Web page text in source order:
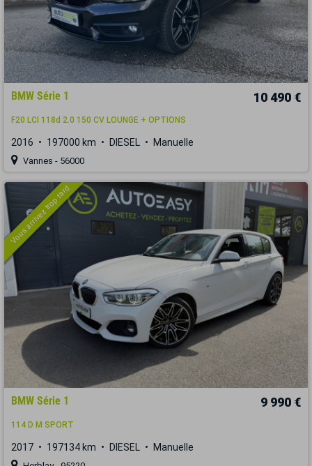
BMW Série 1 10 490 €
F20 LCI 118d 2.0 150 CV LOUNGE + OPTIONS
2016 197000 km DIESEL Manuelle
Vannes - 56000
Vous arrivez trop tard
BMW Série 1 9 990 €
114 D M SPORT
2017 197134 km DIESEL Manuelle